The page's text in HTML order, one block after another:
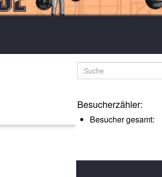
Suche
Besucherzähler:
Besucher gesamt: